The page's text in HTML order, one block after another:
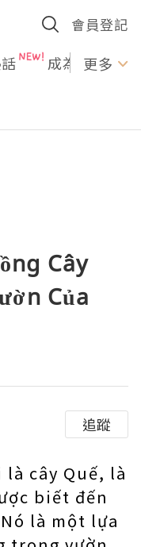
會員登記
成為U更多
Cây
Của
追蹤
là cây Quế, là
biết đến
là một lựa